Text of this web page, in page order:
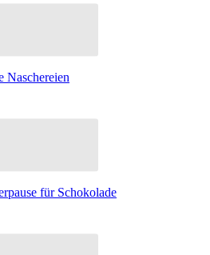
Naschereien
für Schokolade